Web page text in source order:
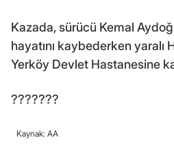
Kazada, sürücü Kemal
hayatını kaybederken yaralı
Yerköy Devlet Hastanesine
???????
Kaynak: AA